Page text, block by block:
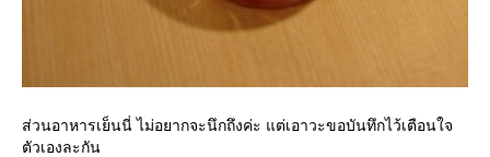
ส่วนอาหารเย็นนี่ ไม่อยากจะนึกถึงค่ะ แต่เอาวะขอบันทึกไว้เตือนใจ
ตัวเองละกัน